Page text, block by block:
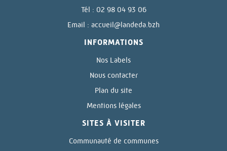
Tél : 02 98 04 93 06
Email : accueil@landeda.bzh
INFORMATIONS
Nos Labels
Nous contacter
Plan du site
Mentions légales
SITES À VISITER
Communauté de communes